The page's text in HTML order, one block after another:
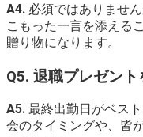
A4. 必須ではありませ
こもった一言を添える
贈り物になります。
Q5. 退職プレゼン
A5. 最終出勤日がベス
会のタイミングや、皆